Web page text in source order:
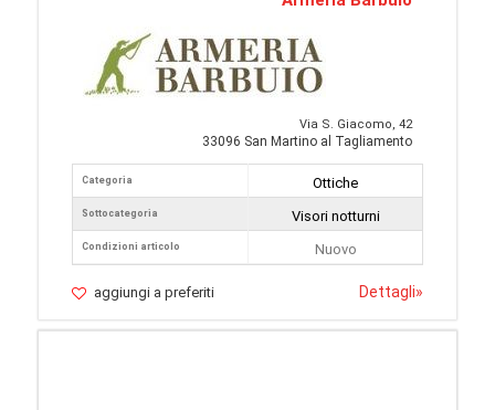
Via S. Giacomo, 42
33096 San Martino al Tagliamento
Categoria
Sottocategoria
Condizioni articolo
Ottiche
Visori notturni
Nuovo
aggiungi a preferiti Dettagli»